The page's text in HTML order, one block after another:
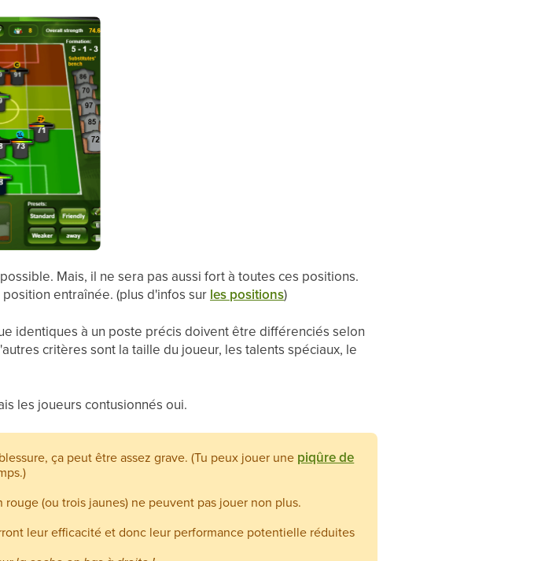
Mais, il ne sera pas aussi fort à toutes ces positions.
entraînée. (plus d'infos sur les positions)
identiques à un poste précis doivent être différenciés selon
critères sont la taille du joueur, les talents spéciaux, le
les joueurs contusionnés oui.
ça peut être assez grave. (Tu peux jouer une piqûre de
(ou trois jaunes) ne peuvent pas jouer non plus.
leur efficacité et donc leur performance potentielle réduites